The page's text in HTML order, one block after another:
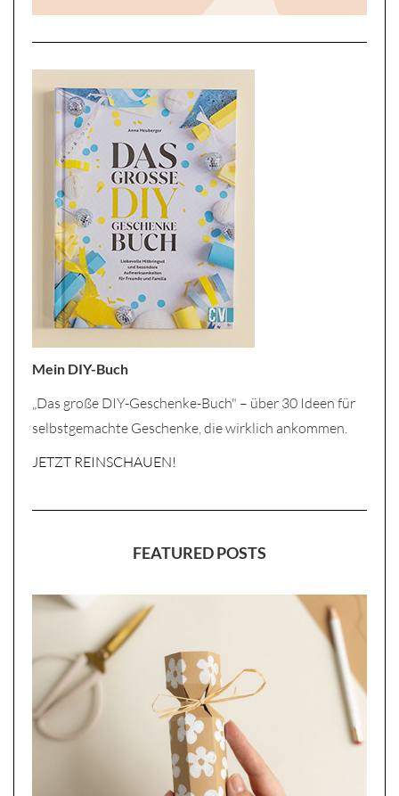
Mein DIY-Buch
„Das große DIY-Geschenke-Buch" – über 30 Ideen für
selbstgemachte Geschenke, die wirklich ankommen.
JETZT REINSCHAUEN!
FEATURED POSTS